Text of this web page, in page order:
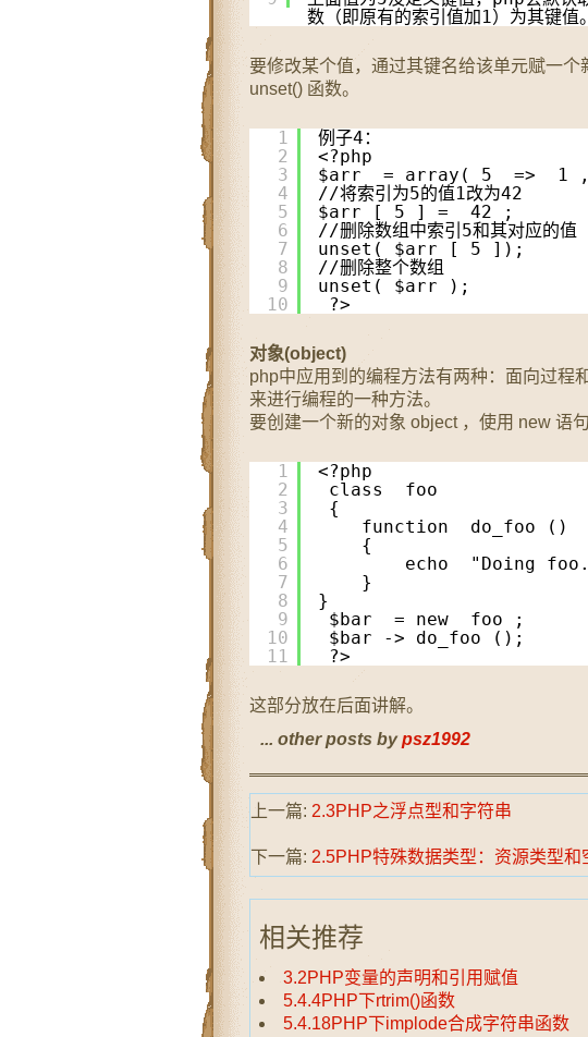
数（即原有的索引值加1）为其键值
要修改某个值，通过其键名给该单元赋一
unset() 函数。
1
2
3
4
5
6
7
8
9
10
例子4：
<?php
$arr  = array( 5  =>  1
//将索引为5的值1改为42
$arr [ 5 ] =  42 ;
//删除数组中索引5和
unset( $arr [ 5 ]);
//删除整个数组
unset( $arr );
?>
对象(object)
php中应用到的编程方法有两种：面向过程
来进行编程的一种方法。
要创建一个新的对象 object ，使用 new 语
1
2
3
4
5
6
7
8
9
10
11
<?php
class  foo
{
function  do_foo ()
{
echo  "Doing
}
}
$bar  = new  foo ;
$bar -> do_foo ();
?>
这部分放在后面讲解。
... other posts bypsz1992
上一篇: 2.3PHP之浮点型和字符串
下一篇: 2.5PHP特殊数据类型：资源类型和
相关推荐
3.2PHP变量的声明和引用赋值
5.4.4PHP下rtrim()函数
5.4.18PHP下implode合成字符串函数